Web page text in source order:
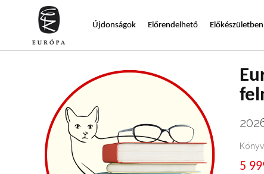
Újdonságok Előrendelhető Előkészületben
Könyv
5